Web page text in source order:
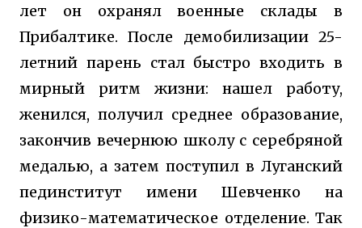
лет он охранял военные склады в
Прибалтике. После демобилизации 25-
летний парень стал быстро входить в
мирный ритм жизни: нашел работу,
женился, получил среднее образование,
закончив вечернюю школу с серебряной
медалью, а затем поступил в Луганский
пединститут имени Шевченко на
физико-математическое отделение. Так